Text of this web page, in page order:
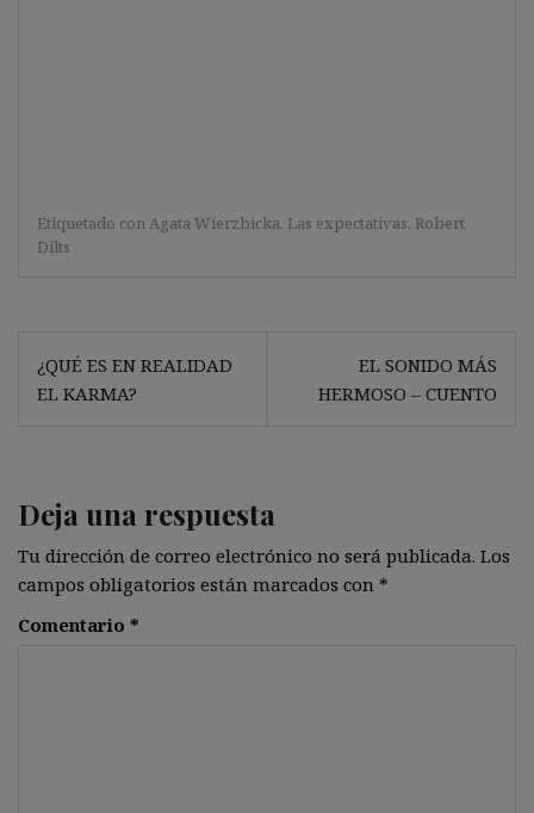
Etiquetado conAgata Wierzbicka, Las expectativas, Robert
Dilts
Navegación
de
¿QUÉ ES EN REALIDAD
EL KARMA?
EL SONIDO MÁS
HERMOSO – CUENTO
Deja una respuesta
Tu dirección de correo electrónico no será publicada. Los
campos obligatorios están marcados con *
Comentario *